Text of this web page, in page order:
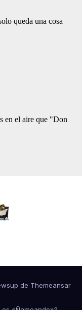
de Themeansar